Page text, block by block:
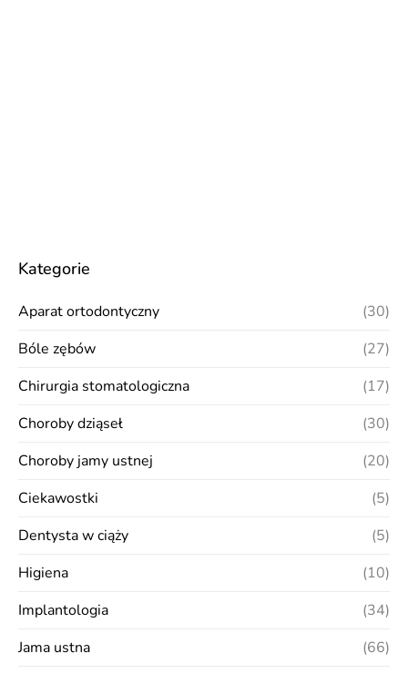
Kategorie
Aparat ortodontyczny
(30)
Bóle zębów
(27)
Chirurgia stomatologiczna
(17)
Choroby dziąseł
(30)
Choroby jamy ustnej
(20)
Ciekawostki
(5)
Dentysta w ciąży
(5)
Higiena
(10)
Implantologia
(34)
Jama ustna
(66)